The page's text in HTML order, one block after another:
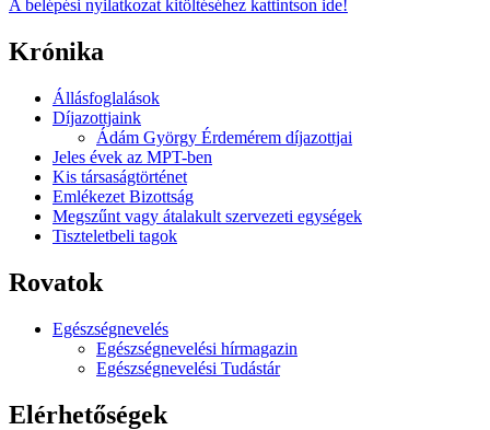
A belépési nyilatkozat kitöltéséhez kattintson ide!
Krónika
Állásfoglalások
Díjazottjaink
Ádám György Érdemérem díjazottjai
Jeles évek az MPT-ben
Kis társaságtörténet
Emlékezet Bizottság
Megszűnt vagy átalakult szervezeti egységek
Tiszteletbeli tagok
Rovatok
Egészségnevelés
Egészségnevelési hírmagazin
Egészségnevelési Tudástár
Elérhetőségek